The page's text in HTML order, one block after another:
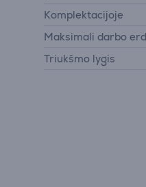
Komplektacijoje
Maksimali darbo
Triukšmo lygis